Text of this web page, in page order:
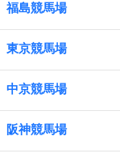
福島競馬場
東京競馬場
中京競馬場
阪神競馬場